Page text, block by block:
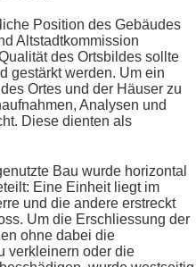
Position des Gebäudes
Altstadtkommission
des Ortsbildes sollte
gestärkt werden. Um ein
Ortes und der Häuser zu
Analysen und
Diese dienten als
Bau wurde horizontal
Eine Einheit liegt im
und die andere erstreckt
Um die Erschliessung der
ohne dabei die
verkleinern oder die